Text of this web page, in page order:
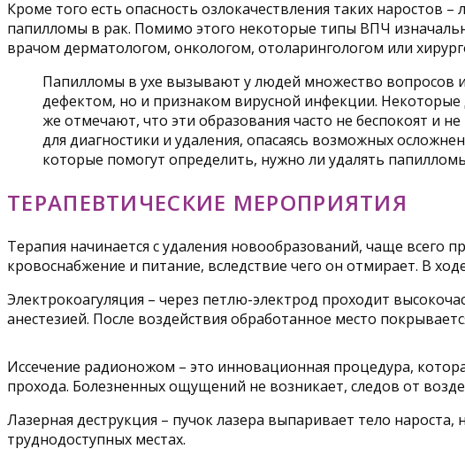
Кроме того есть опасность озлокачествления таких
папилломы в рак. Помимо этого некоторые типы ВПЧ
врачом дерматологом, онкологом, отоларингологом или
Папилломы в ухе вызывают у людей множество вопросов
дефектом, но и признаком вирусной инфекции.
же отмечают, что эти образования часто не беспокоят и
для диагностики и удаления, опасаясь возможных
которые помогут определить, нужно ли удалять
ТЕРАПЕВТИЧЕСКИЕ МЕРОПРИЯТИЯ
Терапия начинается с удаления новообразований, чаще всего
кровоснабжение и питание, вследствие чего он отмирает. В
Электрокоагуляция – через петлю-электрод проходит
анестезией. После воздействия обработанное место
Иссечение радионожом – это инновационная процедура,
прохода. Болезненных ощущений не возникает, следов от
Лазерная деструкция – пучок лазера выпаривает тело
труднодоступных местах.